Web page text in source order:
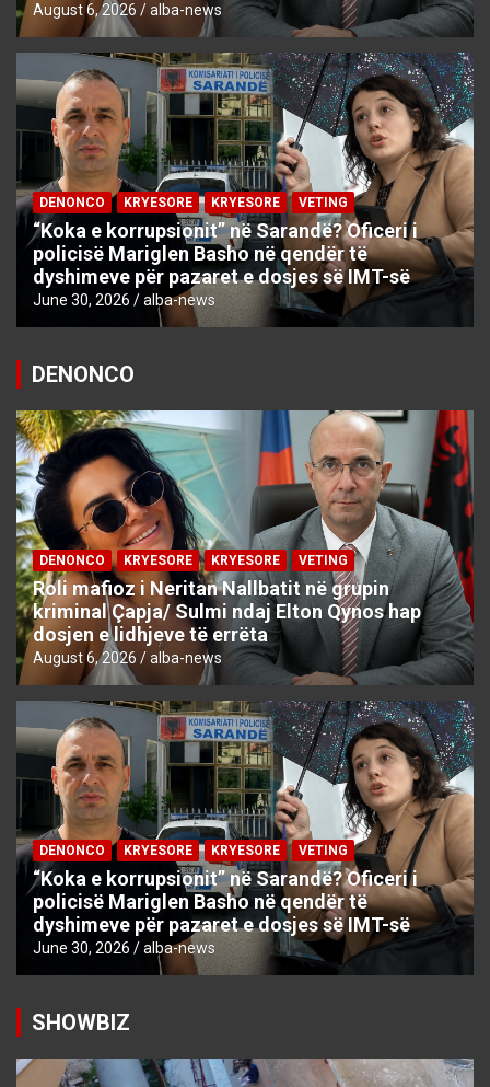
August 6, 2026 alba-news
DENONCO KRYESORE KRYESORE VETING
“Koka e korrupsionit” në Sarandë? Oficeri i
policisë Mariglen Basho në qendër të
dyshimeve për pazaret e dosjes së IMT-së
June 30, 2026 alba-news
DENONCO
DENONCO KRYESORE KRYESORE VETING
Roli mafioz i Neritan Nallbatit në grupin
kriminal Çapja/ Sulmi ndaj Elton Qynos hap
dosjen e lidhjeve të errëta
August 6, 2026 alba-news
DENONCO KRYESORE KRYESORE VETING
“Koka e korrupsionit” në Sarandë? Oficeri i
policisë Mariglen Basho në qendër të
dyshimeve për pazaret e dosjes së IMT-së
June 30, 2026 alba-news
SHOWBIZ